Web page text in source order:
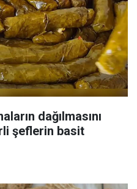
dağılmasını
şeflerin basit